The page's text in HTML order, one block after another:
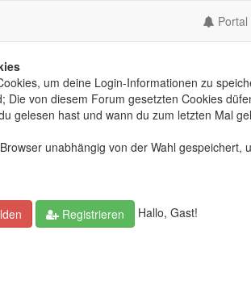
Portal
um deine Login-Informationen zu
Die von diesem Forum gesetzten Cookies
gelesen hast und wann du zum letzten Mal
unabhängig von der Wahl
Registrieren Hallo, Gast!